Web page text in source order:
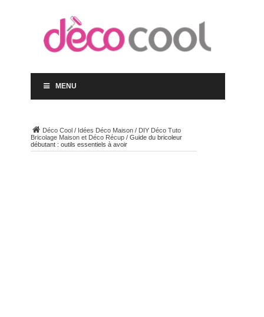
MENU
Déco Cool/ Idées Déco Maison/ DIY Déco Tuto
Bricolage Maison et Déco Récup/ Guide du bricoleur
débutant : outils essentiels à avoir